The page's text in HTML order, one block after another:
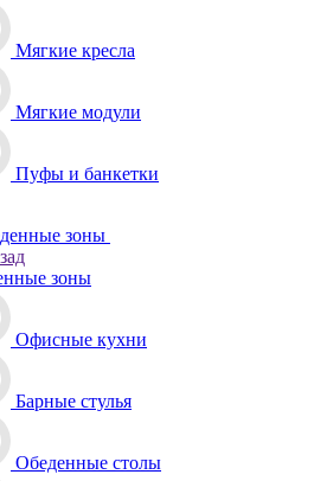
Мягкие кресла
Мягкие модули
Пуфы и банкетки
зоны
зоны
Офисные кухни
Барные стулья
Обеденные столы